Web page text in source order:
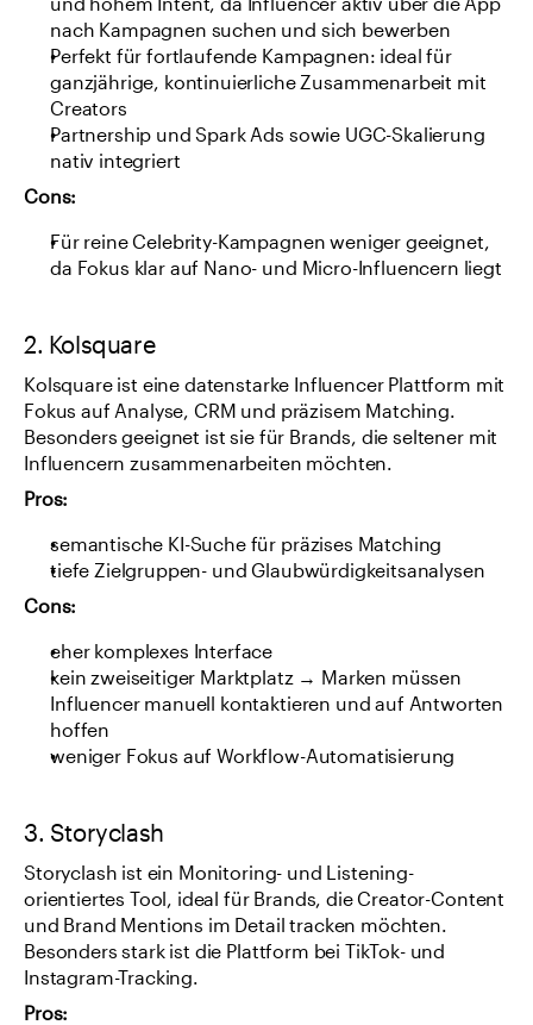
und hohem Intent, da Influencer aktiv über die App
nach Kampagnen suchen und sich bewerben
Perfekt für fortlaufende Kampagnen: ideal für
ganzjährige, kontinuierliche Zusammenarbeit mit
Creators
Partnership und Spark Ads sowie UGC-Skalierung
nativ integriert
Cons:
Für reine Celebrity-Kampagnen weniger geeignet,
da Fokus klar auf Nano- und Micro-Influencern liegt
2. Kolsquare
Kolsquare ist eine datenstarke Influencer Plattform mit
Fokus auf Analyse, CRM und präzisem Matching.
Besonders geeignet ist sie für Brands, die seltener mit
Influencern zusammenarbeiten möchten.
Pros:
semantische KI-Suche für präzises Matching
tiefe Zielgruppen- und Glaubwürdigkeitsanalysen
Cons:
eher komplexes Interface
kein zweiseitiger Marktplatz → Marken müssen
Influencer manuell kontaktieren und auf Antworten
hoffen
weniger Fokus auf Workflow-Automatisierung
3. Storyclash
Storyclash ist ein Monitoring- und Listening-
orientiertes Tool, ideal für Brands, die Creator-Content
und Brand Mentions im Detail tracken möchten.
Besonders stark ist die Plattform bei TikTok- und
Instagram-Tracking.
Pros: